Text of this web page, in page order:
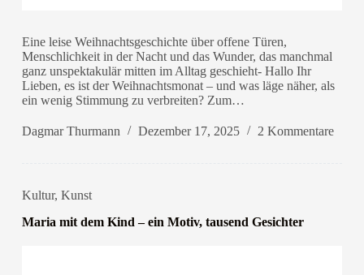
Eine leise Weihnachtsgeschichte über offene Türen,
Menschlichkeit in der Nacht und das Wunder, das manchmal
ganz unspektakulär mitten im Alltag geschieht- Hallo Ihr
Lieben, es ist der Weihnachtsmonat – und was läge näher, als
ein wenig Stimmung zu verbreiten? Zum…
Dagmar Thurmann Dezember 17, 2025 2 Kommentare
Kultur, Kunst
Maria mit dem Kind – ein Motiv, tausend Gesichter